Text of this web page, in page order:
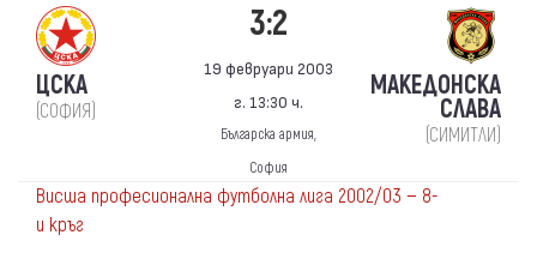
ЦСКА
(СОФИЯ)
3:2
19 февруари 2003
г. 13:30 ч.
Българска армия,
София
МАКЕДОНСКА
СЛАВА
(СИМИТЛИ)
Висша професионална футболна лига 2002/03 — 8-
и кръг